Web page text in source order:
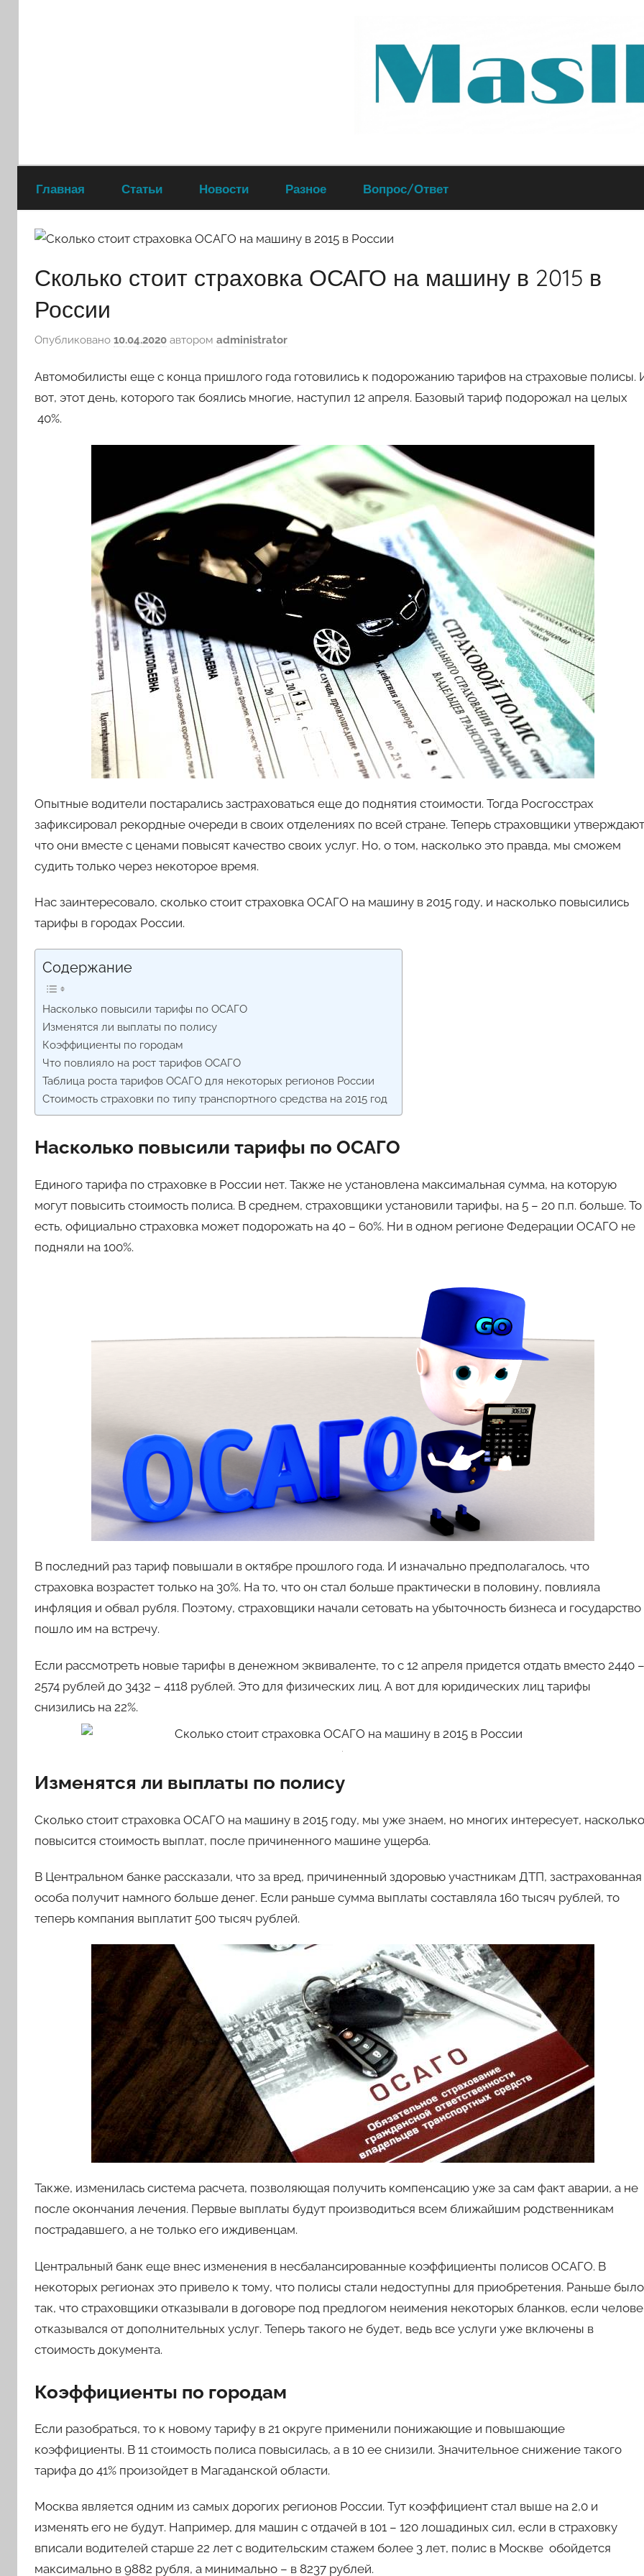
Руководство
по
обслуживанию
вашего
Главная Статьи Новости Разное Вопрос/Ответ
Сколько стоит страховка ОСАГО на машину в 2015 в
России
Опубликовано 10.04.2020 автором administrator
Автомобилисты еще с конца пришлого года готовились к подорожанию тарифов на страховые полисы.
вот, этот день, которого так боялись многие, наступил 12 апреля. Базовый тариф подорожал на целых
40%.
Опытные водители постарались застраховаться еще до поднятия стоимости. Тогда Росгосстрах
зафиксировал рекордные очереди в своих отделениях по всей стране. Теперь страховщики
что они вместе с ценами повысят качество своих услуг. Но, о том, насколько это правда, мы сможем
судить только через некоторое время.
Нас заинтересовало, сколько стоит страховка ОСАГО на машину в 2015 году, и насколько повысились
тарифы в городах России.
Содержание
Насколько повысили тарифы по ОСАГО
Изменятся ли выплаты по полису
Коэффициенты по городам
Что повлияло на рост тарифов ОСАГО
Таблица роста тарифов ОСАГО для некоторых регионов России
Стоимость страховки по типу транспортного средства на 2015 год
Насколько повысили тарифы по ОСАГО
Единого тарифа по страховке в России нет. Также не установлена максимальная сумма, на которую
могут повысить стоимость полиса. В среднем, страховщики установили тарифы, на 5 – 20 п.п. больше. То
есть, официально страховка может подорожать на 40 – 60%. Ни в одном регионе Федерации ОСАГО не
подняли на 100%.
В последний раз тариф повышали в октябре прошлого года. И изначально предполагалось, что
страховка возрастет только на 30%. На то, что он стал больше практически в половину, повлияла
инфляция и обвал рубля. Поэтому, страховщики начали сетовать на убыточность бизнеса и государство
пошло им на встречу.
Если рассмотреть новые тарифы в денежном эквиваленте, то с 12 апреля придется отдать вместо 2440 –
2574 рублей до 3432 – 4118 рублей. Это для физических лиц. А вот для юридических лиц тарифы
снизились на 22%.
Изменятся ли выплаты по полису
Сколько стоит страховка ОСАГО на машину в 2015 году, мы уже знаем, но многих интересует, насколько
повысится стоимость выплат, после причиненного машине ущерба.
В Центральном банке рассказали, что за вред, причиненный здоровью участникам ДТП, застрахованная
особа получит намного больше денег. Если раньше сумма выплаты составляла 160 тысяч рублей, то
теперь компания выплатит 500 тысяч рублей.
Также, изменилась система расчета, позволяющая получить компенсацию уже за сам факт аварии, а не
после окончания лечения. Первые выплаты будут производиться всем ближайшим родственникам
пострадавшего, а не только его иждивенцам.
Центральный банк еще внес изменения в несбалансированные коэффициенты полисов ОСАГО. В
некоторых регионах это привело к тому, что полисы стали недоступны для приобретения. Раньше было
так, что страховщики отказывали в договоре под предлогом неимения некоторых бланков, если
отказывался от дополнительных услуг. Теперь такого не будет, ведь все услуги уже включены в
стоимость документа.
Коэффициенты по городам
Если разобраться, то к новому тарифу в 21 округе применили понижающие и повышающие
коэффициенты. В 11 стоимость полиса повысилась, а в 10 ее снизили. Значительное снижение такого
тарифа до 41% произойдет в Магаданской области.
Москва является одним из самых дорогих регионов России. Тут коэффициент стал выше на 2,0 и
изменять его не будут. Например, для машин с отдачей в 101 – 120 лошадиных сил, если в страховку
вписали водителей старше 22 лет с водительским стажем более 3 лет, полис в Москве обойдется
максимально в 9882 рубля, а минимально – в 8237 рублей.